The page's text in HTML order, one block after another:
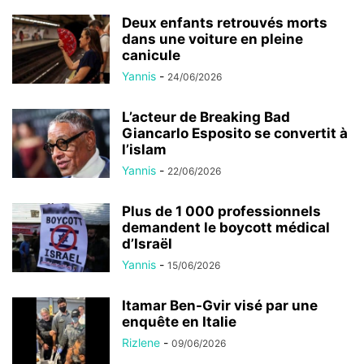
Deux enfants retrouvés morts
dans une voiture en pleine
canicule
Yannis - 24/06/2026
L’acteur de Breaking Bad
Giancarlo Esposito se convertit à
l’islam
Yannis - 22/06/2026
Plus de 1 000 professionnels
demandent le boycott médical
d’Israël
Yannis - 15/06/2026
Itamar Ben-Gvir visé par une
enquête en Italie
Rizlene - 09/06/2026